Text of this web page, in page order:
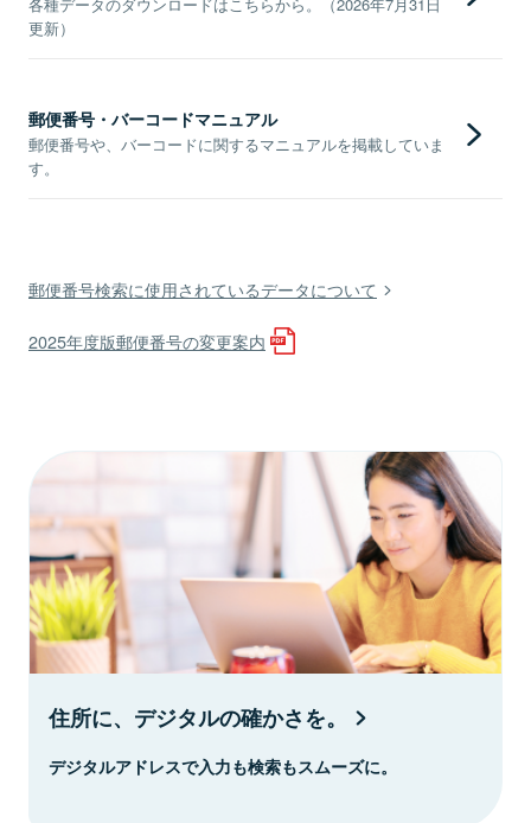
各種データのダウンロードはこちらから。（2026年7月31日
更新）
郵便番号・バーコードマニュアル
郵便番号や、バーコードに関するマニュアルを掲載していま
す。
郵便番号検索に使用されているデータについて
2025年度版郵便番号の変更案内
住所に、デジタルの確かさを。
デジタルアドレスで入力も検索もスムーズに。